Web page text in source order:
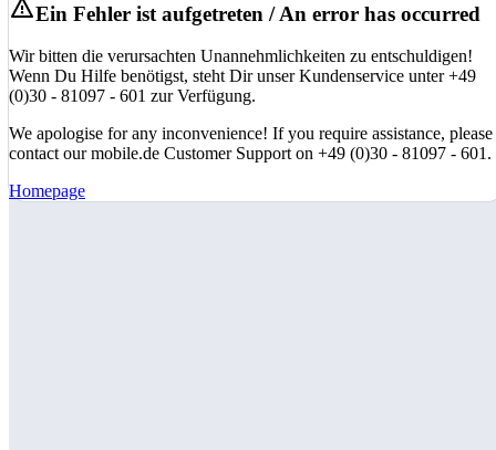
Ein Fehler ist aufgetreten / An error has occurred
Wir bitten die verursachten Unannehmlichkeiten zu entschuldigen!
Wenn Du Hilfe benötigst, steht Dir unser Kundenservice unter +49
(0)30 - 81097 - 601 zur Verfügung.
We apologise for any inconvenience! If you require assistance, please
contact our mobile.de Customer Support on +49 (0)30 - 81097 - 601.
Homepage